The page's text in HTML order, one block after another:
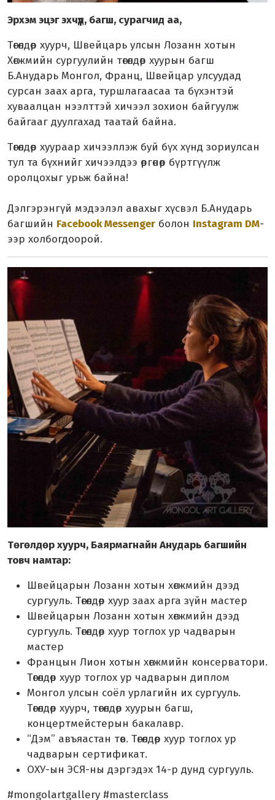
Эрхэм эцэг эхчүүд, багш, сурагчид аа,
Төгөлдөр хуурч, Швейцарь улсын Лозанн хотын
Хөгжмийн сургуулийн төгөлдөр хуурын багш
Б.Анударь Монгол, Франц, Швейцар улсуудад
сурсан заах арга, туршлагаасаа та бүхэнтэй
хуваалцан нээлттэй хичээл зохион байгуулж
байгааг дуулгахад таатай байна.
Төгөлдөр хуураар хичээллэж буй бүх хүнд зориулсан
тул та бүхнийг хичээлдээ өргөнөөр бүртгүүлж
оролцохыг урьж байна!
Дэлгэрэнгүй мэдээлэл авахыг хүсвэл Б.Анударь
багшийн Facebook Messenger болон Instagram DM-
ээр холбогдоорой.
Төгөлдөр хуурч, Баярмагнайн Анударь багшийн
товч намтар:
Швейцарын Лозанн хотын хөгжмийн дээд
сургууль. Төгөлдөр хуур заах арга зүйн мастер
Швейцарын Лозанн хотын хөгжмийн дээд
сургууль. Төгөлдөр хуур тоглох ур чадварын
мастер
Францын Лион хотын хөгжмийн консерватори.
Төгөлдөр хуур тоглох ур чадварын диплом
Монгол улсын соёл урлагийн их сургууль.
Төгөлдөр хуурч, төгөлдөр хуурын багш,
концертмейстерын бакалавр.
“Дэм” авъяастан төв. Төгөлдөр хуур тоглох ур
чадварын сертификат.
ОХУ-ын ЭСЯ-ны дэргэдэх 14-р дунд сургууль.
#mongolartgallery #masterclass